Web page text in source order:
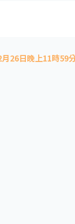
26日晚上11時59